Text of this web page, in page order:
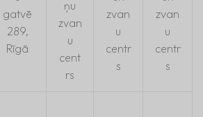
gatvē
289,
Rīgā
ņu
zvan
u
cent
rs
zvan
u
centr
s
zvan
u
centr
s